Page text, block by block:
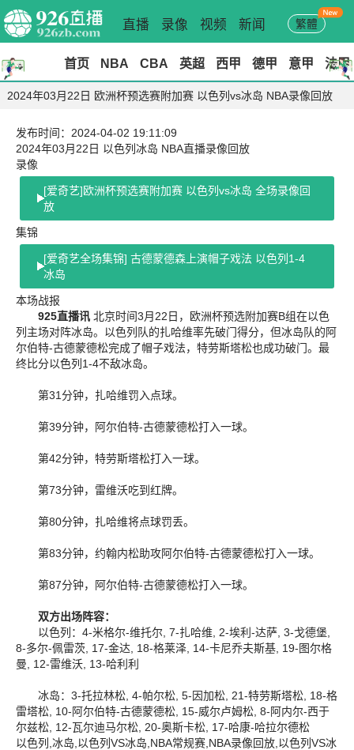
直播 录像 视频 新闻 繁體
首页 NBA CBA 英超 西甲 德甲 意甲 法甲
2024年03月22日 欧洲杯预选赛附加赛 以色列vs冰岛 NBA录像回放
发布时间：2024-04-02 19:11:09
2024年03月22日 以色列冰岛 NBA直播录像回放
录像
[爱奇艺]欧洲杯预选赛附加赛 以色列vs冰岛 全场录像回
放
集锦
[爱奇艺全场集锦] 古德蒙德森上演帽子戏法 以色列1-4
冰岛
本场战报
925直播讯 北京时间3月22日，欧洲杯预选附加赛B组在以色
列主场对阵冰岛。以色列队的扎哈维率先破门得分，但冰岛队的阿
尔伯特-古德蒙德松完成了帽子戏法，特劳斯塔松也成功破门。最
终比分以色列1-4不敌冰岛。
第31分钟，扎哈维罚入点球。
第39分钟，阿尔伯特-古德蒙德松打入一球。
第42分钟，特劳斯塔松打入一球。
第73分钟，雷维沃吃到红牌。
第80分钟，扎哈维将点球罚丢。
第83分钟，约翰内松助攻阿尔伯特-古德蒙德松打入一球。
第87分钟，阿尔伯特-古德蒙德松打入一球。
双方出场阵容：
以色列：4-米格尔-维托尔, 7-扎哈维, 2-埃利-达萨, 3-戈德堡,
8-多尔-佩雷茨, 17-金达, 18-格莱泽, 14-卡尼乔夫斯基, 19-图尔格
曼, 12-雷维沃, 13-哈利利
冰岛：3-托拉林松, 4-帕尔松, 5-因加松, 21-特劳斯塔松, 18-格
雷塔松, 10-阿尔伯特-古德蒙德松, 15-威尔卢姆松, 8-阿内尔-西于
尔兹松, 12-瓦尔迪马尔松, 20-奥斯卡松, 17-哈康-哈拉尔德松
以色列,冰岛,以色列VS冰岛,NBA常规赛,NBA录像回放,以色列VS冰